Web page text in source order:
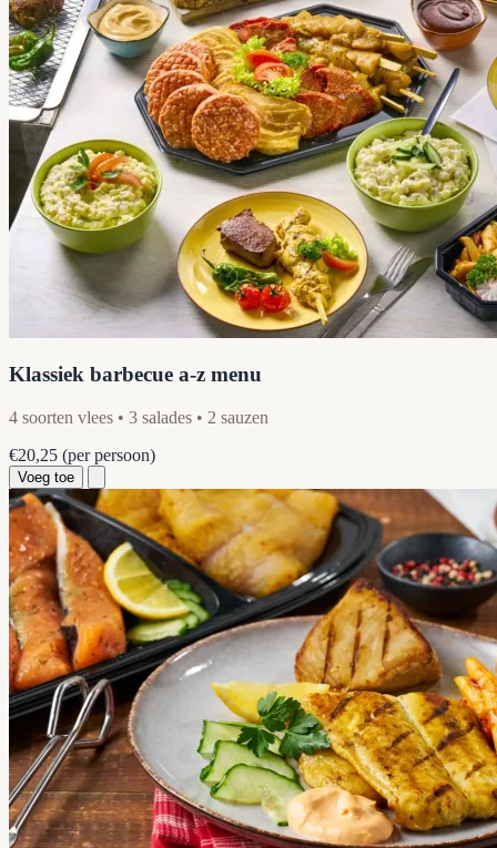
Klassiek barbecue a-z menu
4 soorten vlees • 3 salades • 2 sauzen
€20,25 (per persoon)
Voeg toe